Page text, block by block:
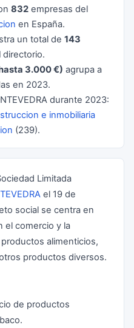
832 empresas del
en España.
un total de 143
3.000 €) agrupa a
en 2023.
durante 2023:
e inmobiliaria
(239).
Limitada
el 19 de
social se centra en
el comercio y la
alimenticios,
productos diversos.
de productos